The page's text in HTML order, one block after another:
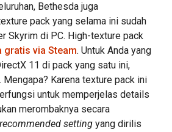
Bethesda juga
pack yang selama ini sudah
Skyrim di PC. High-texture pack
gratis via Steam. Untuk Anda yang
11 di pack yang satu ini,
Karena texture pack ini
untuk memperjelas details
merombaknya secara
recommended settingyang dirilis